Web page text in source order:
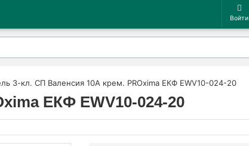
Войти
3-кл. СП Валенсия 10А крем. PROxima ЕКФ EWV10-024-20
ЕКФ EWV10-024-20